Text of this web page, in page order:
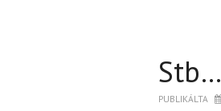
Stb…
PUBLIKÁLTA